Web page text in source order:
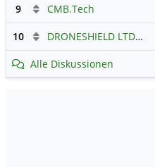
9 CMB.Tech
10 DRONESHIELD LTD
Alle Diskussionen